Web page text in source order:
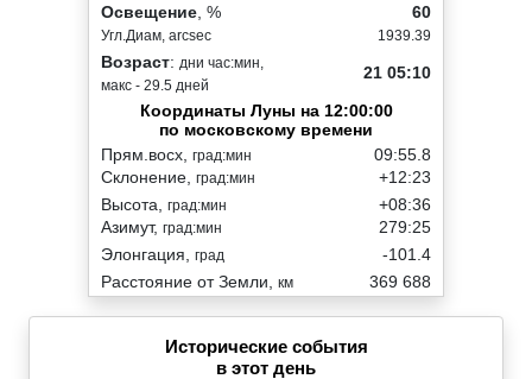
Освещение , %
Угл.Диам, arcsec
60
1939.39
Возраст: дни час:мин,
макс - 29.5 дней
21 05:10
Координаты Луны на 12:00:00
по московскому времени
Прям.восх, град:мин
Склонение, град:мин
09:55.8
+12:23
Высота, град:мин
Азимут, град:мин
+08:36
279:25
Элонгация, град
-101.4
Расстояние от Земли, км 369 688
Исторические события
в этот день